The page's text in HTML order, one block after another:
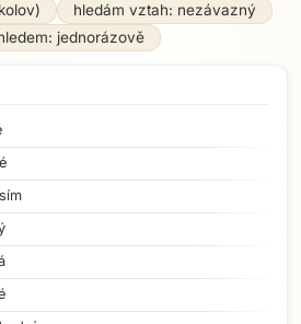
hledám vztah: nezávazný
jednorázově